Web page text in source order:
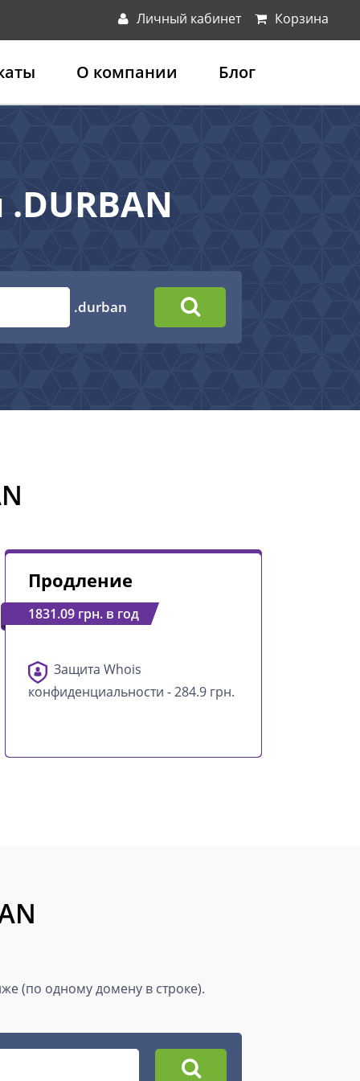
Личный кабинет Корзина
О компании Блог
.durban
Продление
1831.09 грн. в год
Защита Whois
конфиденциальности - 284.9 грн.
(по одному домену в строке).